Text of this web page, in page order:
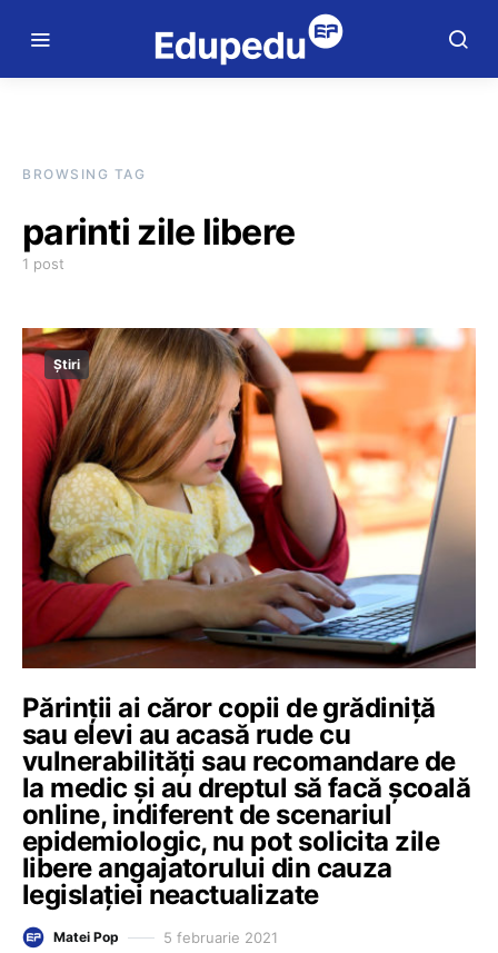
BROWSING TAG
parinti zile libere
1 post
Știri
Părinții ai căror copii de grădiniță
sau elevi au acasă rude cu
vulnerabilități sau recomandare de
la medic și au dreptul să facă școală
online, indiferent de scenariul
epidemiologic, nu pot solicita zile
libere angajatorului din cauza
legislației neactualizate
Matei Pop 5 februarie 2021